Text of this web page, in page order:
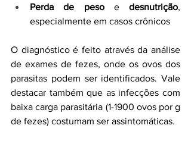
Perda de peso e desnutrição,
especialmente em casos crônicos
O diagnóstico é feito através da análise
de exames de fezes, onde os ovos dos
parasitas podem ser identificados. Vale
destacar também que as infecções com
baixa carga parasitária (1-1900 ovos por g
de fezes) costumam ser assintomáticas.